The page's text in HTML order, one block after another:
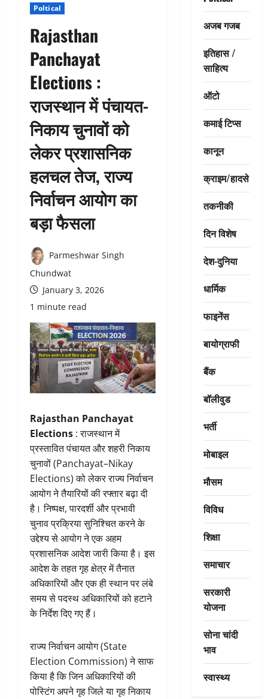
Poltical
Rajasthan
Panchayat
Elections :
राजस्थान में पंचायत-
निकाय चुनावों को
लेकर प्रशासनिक
हलचल तेज, राज्य
निर्वाचन आयोग का
बड़ा फैसला
Parmeshwar Singh
Chundwat
January 3, 2026
1 minute read
Rajasthan Panchayat
Elections : राजस्थान में
प्रस्तावित पंचायत और शहरी निकाय
चुनावों (Panchayat–Nikay
Elections) को लेकर राज्य निर्वाचन
आयोग ने तैयारियों की रफ्तार बढ़ा दी
है। निष्पक्ष, पारदर्शी और प्रभावी
चुनाव प्रक्रिया सुनिश्चित करने के
उद्देश्य से आयोग ने एक अहम
प्रशासनिक आदेश जारी किया है। इस
आदेश के तहत गृह क्षेत्र में तैनात
अधिकारियों और एक ही स्थान पर लंबे
समय से पदस्थ अधिकारियों को हटाने
के निर्देश दिए गए हैं।
राज्य निर्वाचन आयोग (State
Election Commission) ने साफ
किया है कि जिन अधिकारियों की
पोस्टिंग अपने गृह जिले या गृह निकाय
अजब गजब
इतिहास /
साहित्य
ऑटो
कमाई टिप्स
कानून
क्राइम/हादसे
तकनीकी
दिन विशेष
देश-दुनिया
धार्मिक
फाइनेंस
बायोग्राफी
बैंक
बॉलीवुड
भर्ती
मोबाइल
मौसम
विविध
शिक्षा
समाचार
सरकारी
योजना
सोना चांदी
भाव
स्वास्थ्य